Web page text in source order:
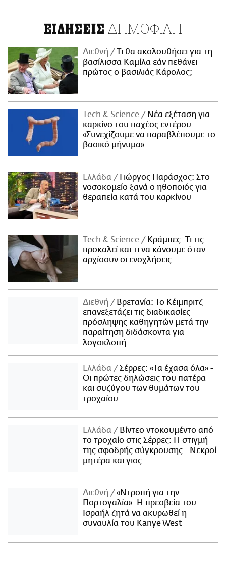
ΕΙΔΗΣΕΙΣ ΔΗΜΟΦΙΛΗ
Διεθνή
Τι θα ακολουθήσει για τη
βασίλισσα Καμίλα εάν πεθάνει
πρώτος ο βασιλιάς Κάρολος;
Τech & Science
Νέα εξέταση για
καρκίνο του παχέος εντέρου:
«Συνεχίζουμε να παραβλέπουμε το
βασικό μήνυμα»
Ελλάδα
Γιώργος Παράσχος: Στο
νοσοκομείο ξανά ο ηθοποιός για
θεραπεία κατά του καρκίνου
Τech & Science
Κράμπες: Τι τις
προκαλεί και τι να κάνουμε όταν
αρχίσουν οι ενοχλήσεις
Διεθνή
Βρετανία: Το Κέιμπριτζ
επανεξετάζει τις διαδικασίες
πρόσληψης καθηγητών μετά την
παραίτηση διδάσκοντα για
λογοκλοπή
Ελλάδα
Σέρρες: «Τα έχασα όλα» -
Οι πρώτες δηλώσεις του πατέρα
και συζύγου των θυμάτων του
τροχαίου
Ελλάδα
Βίντεο ντοκουμέντο από
το τροχαίο στις Σέρρες: Η στιγμή
της σφοδρής σύγκρουσης - Νεκροί
μητέρα και γιος
Διεθνή
«Ντροπή για την
Πορτογαλία»: Η πρεσβεία του
Ισραήλ ζητά να ακυρωθεί η
συναυλία του Kanye West